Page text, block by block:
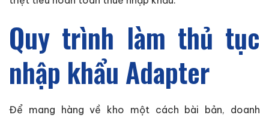
Quy trình làm thủ tục
nhập khẩu Adapter
Để mang hàng về kho một cách bài bản, doanh